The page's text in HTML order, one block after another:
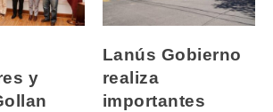
y
Lanús Gobierno
realiza
importantes